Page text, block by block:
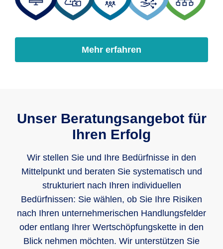
Mehr erfahren
Unser Beratungsangebot für
Ihren Erfolg
Wir stellen Sie und Ihre Bedürfnisse in den
Mittelpunkt und beraten Sie systematisch und
strukturiert nach Ihren individuellen
Bedürfnissen: Sie wählen, ob Sie Ihre Risiken
nach Ihren unternehmerischen Handlungsfelder
oder entlang Ihrer Wertschöpfungskette in den
Blick nehmen möchten. Wir unterstützen Sie